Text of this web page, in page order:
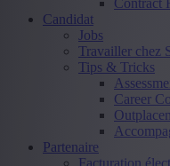
Candidat
Jobs
Travailler chez
Tips & Tricks
Career
Partenaire
Facturation